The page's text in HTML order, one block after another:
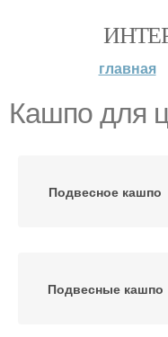
главная
Кашпо для
Подвесное кашпо
Подвесные кашпо